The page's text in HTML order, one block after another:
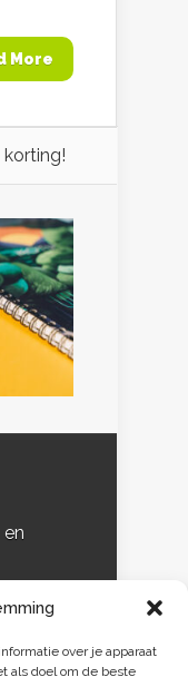
over je apparaat
als doel om de beste
More
korting!